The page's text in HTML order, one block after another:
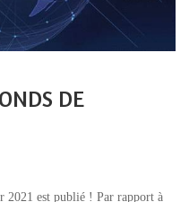
DE
2021 est publié ! Par rapport à